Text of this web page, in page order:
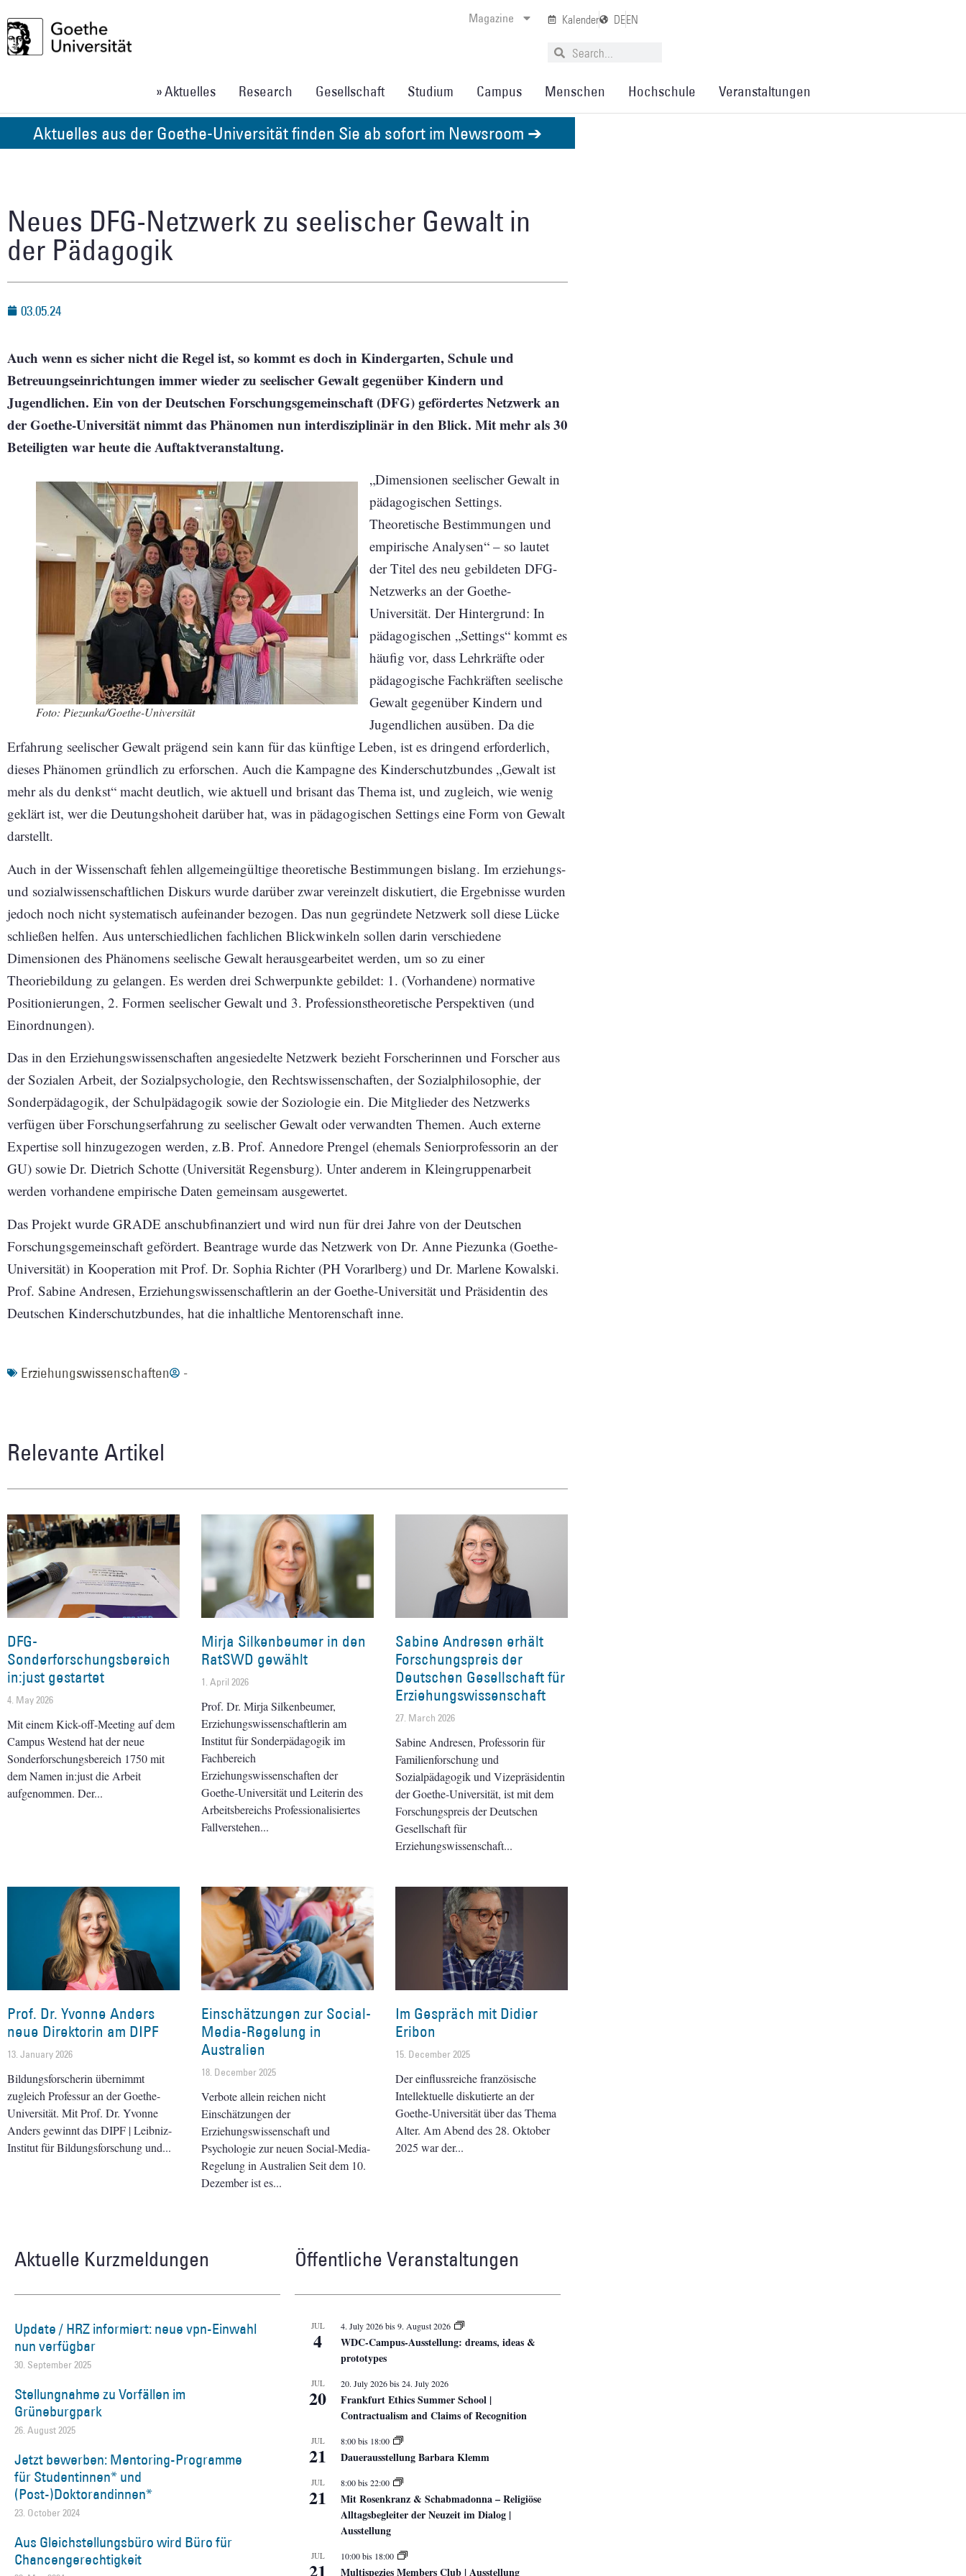
Magazine Kalender DEEN
» Aktuelles Research Gesellschaft Studium Campus Menschen Hochschule Veranstaltungen
Aktuelles aus der Goethe-Universität finden Sie ab sofort im Newsroom ➔
Neues DFG-Netzwerk zu seelischer Gewalt in
der Pädagogik
03.05.24
Auch wenn es sicher nicht die Regel ist, so kommt es doch in Kindergarten, Schule und
Betreuungseinrichtungen immer wieder zu seelischer Gewalt gegenüber Kindern und
Jugendlichen. Ein von der Deutschen Forschungsgemeinschaft (DFG) gefördertes Netzwerk an
der Goethe-Universität nimmt das Phänomen nun interdisziplinär in den Blick. Mit mehr als 30
Beteiligten war heute die Auftaktveranstaltung.
Foto: Piezunka/Goethe-Universität
„Dimensionen seelischer Gewalt in
pädagogischen Settings.
Theoretische Bestimmungen und
empirische Analysen“ – so lautet
der Titel des neu gebildeten DFG-
Netzwerks an der Goethe-
Universität. Der Hintergrund: In
pädagogischen „Settings“ kommt es
häufig vor, dass Lehrkräfte oder
pädagogische Fachkräften seelische
Gewalt gegenüber Kindern und
Jugendlichen ausüben. Da die
Erfahrung seelischer Gewalt prägend sein kann für das künftige Leben, ist es dringend erforderlich,
dieses Phänomen gründlich zu erforschen. Auch die Kampagne des Kinderschutzbundes „Gewalt ist
mehr als du denkst“ macht deutlich, wie aktuell und brisant das Thema ist, und zugleich, wie wenig
geklärt ist, wer die Deutungshoheit darüber hat, was in pädagogischen Settings eine Form von Gewalt
darstellt.
Auch in der Wissenschaft fehlen allgemeingültige theoretische Bestimmungen bislang. Im erziehungs-
und sozialwissenschaftlichen Diskurs wurde darüber zwar vereinzelt diskutiert, die Ergebnisse wurden
jedoch noch nicht systematisch aufeinander bezogen. Das nun gegründete Netzwerk soll diese Lücke
schließen helfen. Aus unterschiedlichen fachlichen Blickwinkeln sollen darin verschiedene
Dimensionen des Phänomens seelische Gewalt herausgearbeitet werden, um so zu einer
Theoriebildung zu gelangen. Es werden drei Schwerpunkte gebildet: 1. (Vorhandene) normative
Positionierungen, 2. Formen seelischer Gewalt und 3. Professionstheoretische Perspektiven (und
Einordnungen).
Das in den Erziehungswissenschaften angesiedelte Netzwerk bezieht Forscherinnen und Forscher aus
der Sozialen Arbeit, der Sozialpsychologie, den Rechtswissenschaften, der Sozialphilosophie, der
Sonderpädagogik, der Schulpädagogik sowie der Soziologie ein. Die Mitglieder des Netzwerks
verfügen über Forschungserfahrung zu seelischer Gewalt oder verwandten Themen. Auch externe
Expertise soll hinzugezogen werden, z.B. Prof. Annedore Prengel (ehemals Seniorprofessorin an der
GU) sowie Dr. Dietrich Schotte (Universität Regensburg). Unter anderem in Kleingruppenarbeit
werden vorhandene empirische Daten gemeinsam ausgewertet.
Das Projekt wurde GRADE anschubfinanziert und wird nun für drei Jahre von der Deutschen
Forschungsgemeinschaft gefördert. Beantrage wurde das Netzwerk von Dr. Anne Piezunka (Goethe-
Universität) in Kooperation mit Prof. Dr. Sophia Richter (PH Vorarlberg) und Dr. Marlene Kowalski.
Prof. Sabine Andresen, Erziehungswissenschaftlerin an der Goethe-Universität und Präsidentin des
Deutschen Kinderschutzbundes, hat die inhaltliche Mentorenschaft inne.
Erziehungswissenschaften -
Relevante Artikel
DFG-
Sonderforschungsbereich
in:just gestartet
4. May 2026
Mit einem Kick-off-Meeting auf dem
Campus Westend hat der neue
Sonderforschungsbereich 1750 mit
dem Namen in:just die Arbeit
aufgenommen. Der
Mirja Silkenbeumer in den
RatSWD gewählt
1. April 2026
Prof. Dr. Mirja Silkenbeumer,
Erziehungswissenschaftlerin am
Institut für Sonderpädagogik im
Fachbereich
Erziehungswissenschaften der
Goethe-Universität und Leiterin des
Arbeitsbereichs Professionalisiertes
Fallverstehen
Sabine Andresen erhält
Forschungspreis der
Deutschen Gesellschaft für
Erziehungswissenschaft
27. March 2026
Sabine Andresen, Professorin für
Familienforschung und
Sozialpädagogik und Vizepräsidentin
der Goethe-Universität, ist mit dem
Forschungspreis der Deutschen
Gesellschaft für
Erziehungswissenschaft
Prof. Dr. Yvonne Anders
neue Direktorin am DIPF
13. January 2026
Bildungsforscherin übernimmt
zugleich Professur an der Goethe-
Universität. Mit Prof. Dr. Yvonne
Anders gewinnt das DIPF | Leibniz-
Institut für Bildungsforschung und
Einschätzungen zur Social-
Media-Regelung in
Australien
18. December 2025
Verbote allein reichen nicht
Einschätzungen der
Erziehungswissenschaft und
Psychologie zur neuen Social-Media-
Regelung in Australien Seit dem 10.
Dezember ist es
Im Gespräch mit Didier
Eribon
15. December 2025
Der einflussreiche französische
Intellektuelle diskutierte an der
Goethe-Universität über das Thema
Alter. Am Abend des 28. Oktober
2025 war der
Aktuelle Kurzmeldungen
Update / HRZ informiert: neue vpn-Einwahl
nun verfügbar
30. September 2025
Stellungnahme zu Vorfällen im
Grüneburgpark
26. August 2025
Jetzt bewerben: Mentoring-Programme
für Studentinnen* und
(Post-)Doktorandinnen*
23. October 2024
Aus Gleichstellungsbüro wird Büro für
Chancengerechtigkeit
Öffentliche Veranstaltungen
JUL
4
4. July 2026bis9. August 2026
WDC-Campus-Ausstellung: dreams, ideas &
prototypes
JUL
20
20. July 2026bis24. July 2026
Frankfurt Ethics Summer School |
Contractualism and Claims of Recognition
JUL
21
8:00bis 18:00
Dauerausstellung Barbara Klemm
JUL
21
8:00bis22:00
Mit Rosenkranz & Schabmadonna – Religiöse
Alltagsbegleiter der Neuzeit im Dialog |
Ausstellung
JUL
21
10:00bis 18:00
Multispezies Members Club | Ausstellung